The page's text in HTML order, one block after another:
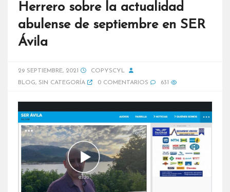
Herrero sobre la actualidad
abulense de septiembre en SER
Ávila
29 SEPTIEMBRE, 2021
COPYSCYL
BLOG, SIN CATEGORÍA 0 COMENTARIOS 631